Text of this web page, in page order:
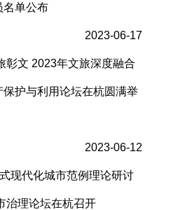
名单公布
2023-06-17
彰文 2023年文旅深度融合
护与利用论坛在杭圆满举
2023-06-12
现代化城市范例理论研讨
治理论坛在杭召开